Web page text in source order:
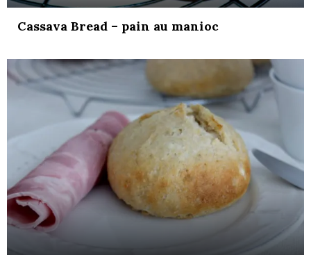
Cassava Bread – pain au manioc